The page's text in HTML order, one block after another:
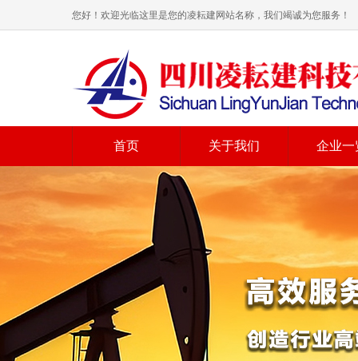
您好！欢迎光临这里是您的凌耘建网站名称，我们竭诚为您服务！
首页 关于我们 企业一